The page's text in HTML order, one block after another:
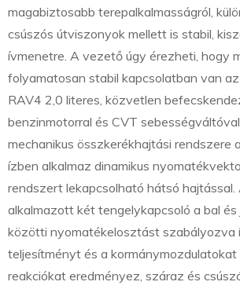
magabiztosabb terepalkalmasságról,
csúszós útviszonyok mellett is stabil,
ívmenetre. A vezető úgy érezheti, hogy
folyamatosan stabil kapcsolatban van
RAV4 2,0 literes, közvetlen
benzinmotorral és CVT
mechanikus összkerékhajtási rendszere
ízben alkalmaz dinamikus
rendszert lekapcsolható hátsó
alkalmazott két tengelykapcsoló a bal és
közötti nyomatékelosztást szabályozva
teljesítményt és a
reakciókat eredményez, száraz és